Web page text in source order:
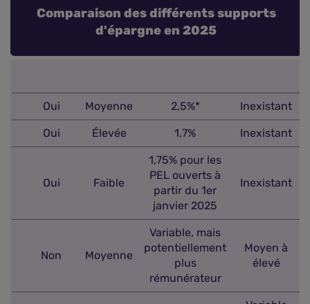
Comparaison des différents supports
d'épargne en 2025
Oui Moyenne 2,5%* Inexistant
Oui Élevée 1,7% Inexistant
Oui Faible
1,75% pour les
PEL ouverts à
partir du 1er
janvier 2025
Inexistant
Non Moyenne
Variable, mais
potentiellement
plus
rémunérateur
Moyen à
élevé